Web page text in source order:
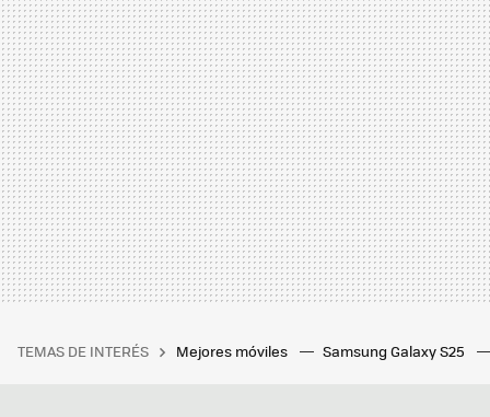
TEMAS DE INTERÉS Mejores móviles Samsung Galaxy S25